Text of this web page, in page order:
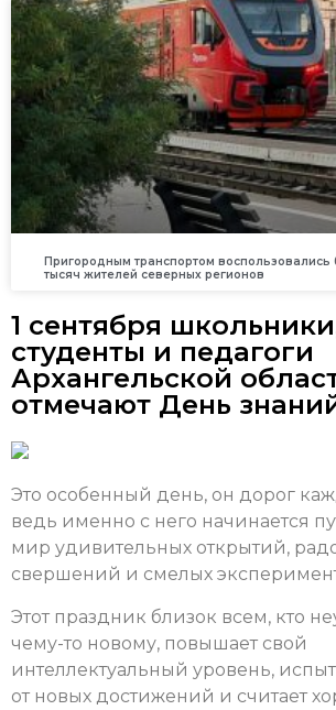
Пригородным транспортом воспользовались
тысяч жителей северных регионов
1 сентября
студенты и педагоги
Архангельской
отмечают День
Это особенный день, он дорог
ведь именно с него начинается
мир удивительных открытий,
свершений и смелых
Этот праздник близок всем, кто
чему-то новому, повышает свой
интеллектуальный уровень,
от новых достижений и считает